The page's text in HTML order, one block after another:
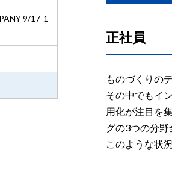
正社員
ものづくりの
その中でもイ
用化が注目を
グの3つの分野
このような状
9/17-1